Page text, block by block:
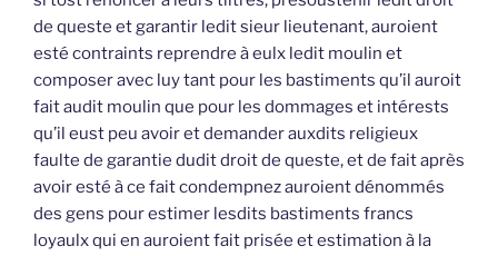
de queste et garantir ledit sieur lieutenant, auroient
esté contraints reprendre à eulx ledit moulin et
composer avec luy tant pour les bastiments qu’il auroit
fait audit moulin que pour les dommages et intérests
qu’il eust peu avoir et demander auxdits religieux
faulte de garantie dudit droit de queste, et de fait après
avoir esté à ce fait condempnez auroient dénommés
des gens pour estimer lesdits bastiments francs
loyaulx qui en auroient fait prisée et estimation à la